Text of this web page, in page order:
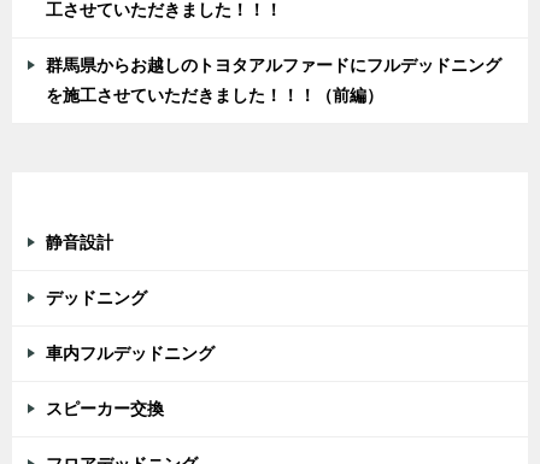
工させていただきました！！！
群馬県からお越しのトヨタアルファードにフルデッドニング
を施工させていただきました！！！（前編）
静音設計
デッドニング
車内フルデッドニング
スピーカー交換